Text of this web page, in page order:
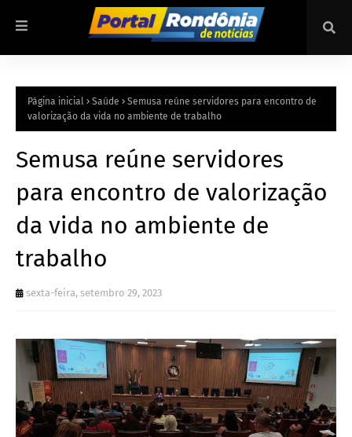
Página inicial Saúde
Semusa reúne servidores para encontro de
valorização da vida no ambiente de trabalho
Semusa reúne servidores
para encontro de valorização
da vida no ambiente de
trabalho
sexta-feira, setembro 29, 2023